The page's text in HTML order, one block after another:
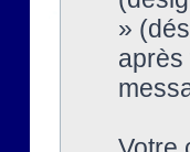
»
après